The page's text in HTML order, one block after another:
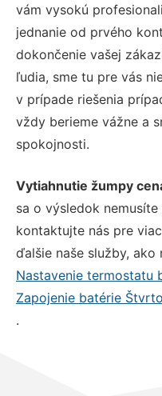
vám vysokú
jednanie od prvého
dokončenie vašej
ľudia, sme tu pre vás
v prípade riešenia
vždy berieme vážne a
spokojnosti.
Vytiahnutie žumpy
sa o výsledok
kontaktujte nás pre
ďalšie naše služby, ako
Nastavenie termostatu
Zapojenie batérie
.